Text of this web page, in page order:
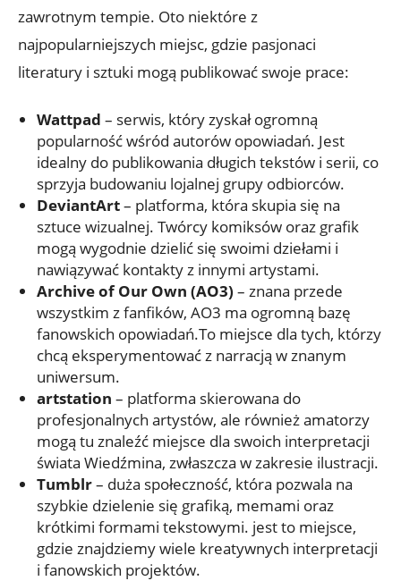
zawrotnym tempie. Oto niektóre z
najpopularniejszych miejsc, gdzie pasjonaci
literatury i sztuki mogą publikować swoje prace:
Wattpad – serwis, który zyskał ogromną
popularność wśród autorów opowiadań. Jest
idealny do publikowania długich tekstów i serii, co
sprzyja budowaniu lojalnej grupy odbiorców.
DeviantArt– platforma, która skupia się na
sztuce wizualnej. Twórcy komiksów oraz grafik
mogą wygodnie dzielić się swoimi dziełami i
nawiązywać kontakty z innymi artystami.
Archive of Our Own (AO3) – znana przede
wszystkim z fanfików, AO3 ma ogromną bazę
fanowskich opowiadań.To miejsce dla tych, którzy
chcą eksperymentować z narracją w znanym
uniwersum.
artstation – platforma skierowana do
profesjonalnych artystów, ale również amatorzy
mogą tu znaleźć miejsce dla swoich interpretacji
świata Wiedźmina, zwłaszcza w zakresie ilustracji.
Tumblr– duża społeczność, która pozwala na
szybkie dzielenie się grafiką, memami oraz
krótkimi formami tekstowymi. jest to miejsce,
gdzie znajdziemy wiele kreatywnych interpretacji
i fanowskich projektów.